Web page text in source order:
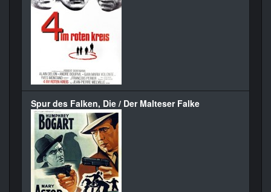
Spur des Falken, Die / Der Malteser Falke